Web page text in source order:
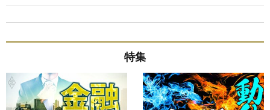
特集